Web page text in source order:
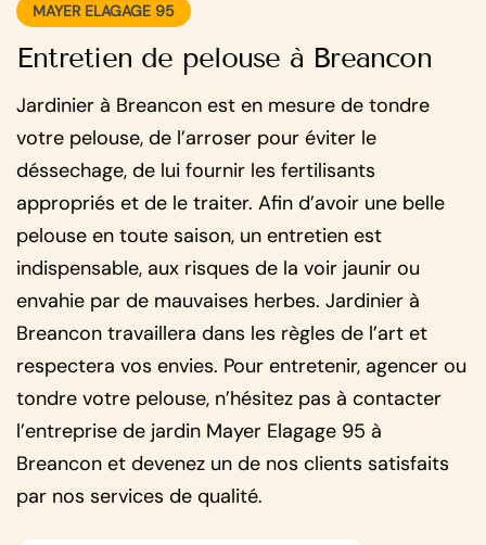
MAYER ELAGAGE 95
Entretien de pelouse à Breancon
Jardinier à Breancon est en mesure de tondre
votre pelouse, de l’arroser pour éviter le
déssechage, de lui fournir les fertilisants
appropriés et de le traiter. Afin d’avoir une belle
pelouse en toute saison, un entretien est
indispensable, aux risques de la voir jaunir ou
envahie par de mauvaises herbes. Jardinier à
Breancon travaillera dans les règles de l’art et
respectera vos envies. Pour entretenir, agencer ou
tondre votre pelouse, n’hésitez pas à contacter
l’entreprise de jardin Mayer Elagage 95 à
Breancon et devenez un de nos clients satisfaits
par nos services de qualité.